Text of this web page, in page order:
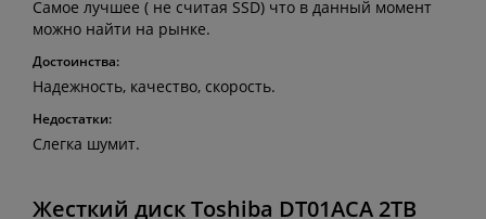
Самое лучшее ( не считая SSD) что в данный момент
можно найти на рынке.
Достоинства:
Надежность, качество, скорость.
Недостатки:
Слегка шумит.
Жесткий диск Toshiba DT01ACA 2TB